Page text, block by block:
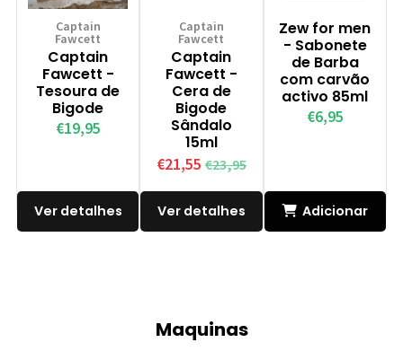
Captain
Fawcett
Captain
Fawcett -
Tesoura de
Bigode
€19,95
Ver detalhes
Captain
Fawcett
Captain
Fawcett -
Cera de
Bigode
Sândalo
15ml
€21,55 €23,95
Ver detalhes
Zew for men
- Sabonete
de Barba
com carvão
activo 85ml
€6,95
Adicionar
Maquinas